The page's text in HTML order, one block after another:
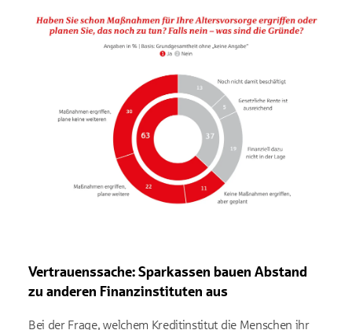
Vertrauenssache: Sparkassen bauen Abstand
zu anderen Finanzinstituten aus
Bei der Frage, welchem Kreditinstitut die Menschen ihr